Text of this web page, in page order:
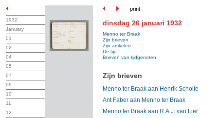
print
1932
January
01
02
04
05
07
09
10
11
12
dinsdag 26 januari 1932
Menno ter Braak
Zijn brieven
Zijn artikelen
De tijd
Brieven van tijdgenoten
Zijn brieven
Menno ter Braak aan Henrik Scholte
Ant Faber aan Menno ter Braak
Menno ter Braak aan R.A.J. van Lier